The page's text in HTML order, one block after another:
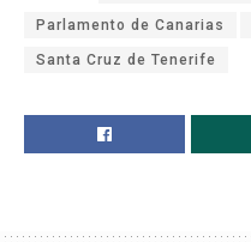
Parlamento de Canarias
Santa Cruz de Tenerife